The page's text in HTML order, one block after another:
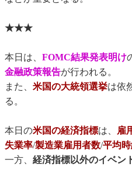
★★★
本日は、 FOMC結果発表明け
金融政策報告が行われる。
また、 米国の大統領選挙は依
る。
本日の米国の経済指標は、 雇
失業率/製造業雇用者数/平均
一方、 経済指標以外のイベン